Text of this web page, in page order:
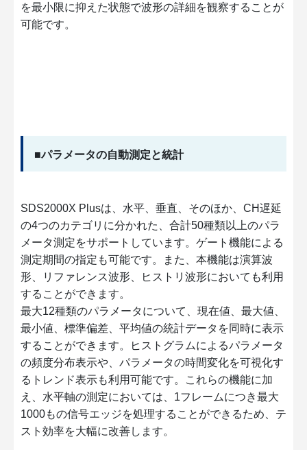
を最小限に抑えた状態で波形の詳細を観察することが
可能です。
■パラメータの自動測定と統計
SDS2000X Plusは、水平、垂直、そのほか、CH遅延
の4つのカテゴリに分かれた、合計50種類以上のパラ
メータ測定をサポートしています。ゲート機能による
測定期間の指定も可能です。また、本機能は演算波
形、リファレンス波形、ヒストリ波形においても利用
することができます。
最大12種類のパラメータについて、現在値、最大値、
最小値、標準偏差、平均値の統計データを同時に表示
することができます。ヒストグラムによるパラメータ
の頻度分布表示や、パラメータの時間変化を可視化す
るトレンド表示も利用可能です。これらの機能に加
え、水平軸の測定においては、1フレームにつき最大
1000もの信号エッジを処理することができるため、テ
スト効率を大幅に改善します。